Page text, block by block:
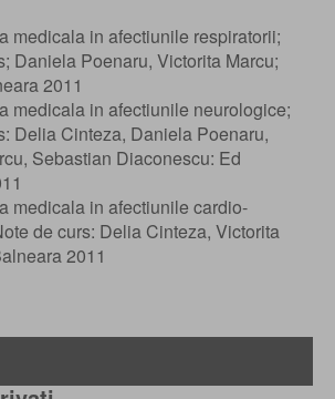
medicala in afectiunile respiratorii;
Daniela Poenaru, Victorita Marcu;
2011
medicala in afectiunile neurologice;
Delia Cinteza, Daniela Poenaru,
Sebastian Diaconescu: Ed
medicala in afectiunile cardio-
de curs: Delia Cinteza, Victorita
2011